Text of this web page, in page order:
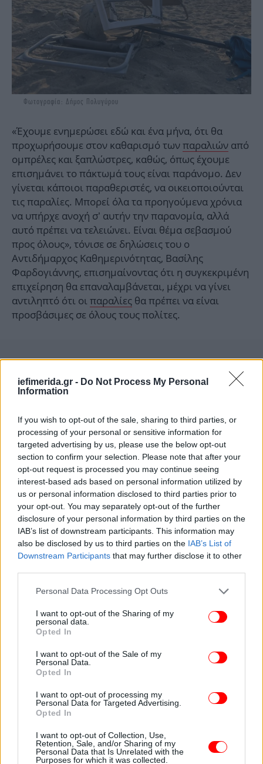
iefimerida.gr - Do Not Process My Personal
Information
If you wish to opt-out of the sale, sharing to third parties, or
processing of your personal or sensitive information for
targeted advertising by us, please use the below opt-out
section to confirm your selection. Please note that after your
opt-out request is processed you may continue seeing
interest-based ads based on personal information utilized by
us or personal information disclosed to third parties prior to
your opt-out. You may separately opt-out of the further
disclosure of your personal information by third parties on the
IAB’s list of downstream participants. This information may
also be disclosed by us to third parties on the IAB’s List of
Downstream Participants that may further disclose it to other
Please note that this website/app uses one or more Google
not limited to your visit or usage behaviour. You may click to
grant or deny consent to Google and its third-party tags to
use your data for below specified purposes in below Google
consent section.
Personal Data Processing Opt Outs
I want to opt-out of the Sharing of my
personal data.
Opted In
I want to opt-out of the Sale of my
Personal Data.
Opted In
I want to opt-out of processing my
Personal Data for Targeted Advertising.
Opted In
I want to opt-out of Collection, Use,
Retention, Sale, and/or Sharing of my
Personal Data that Is Unrelated with the
Purposes for which it was collected.
Φωτογραφία: Δήμος Πολυγύρου
«Έχουμε ενημερώσει εδώ και ένα μήνα, ότι θα
προχωρήσουμε στον καθαρισμό τωνπαραλιών από
ομπρέλες και ξαπλώστρες, καθώς, όπως έχουμε
επισημάνει το πάκτωμά τους είναι παράνομο. Δεν
γίνεται κάποιοι παραθεριστές, να οικειοποιούνται
τις παραλίες. Μπορεί όλα τα προηγούμενα χρόνια
να υπήρχε ανοχή σ’ αυτήν την παρανομία, αλλά
αυτό πρέπει να τελειώνει. Είναι θέμα σεβασμού
προς όλους», τόνισε σε δηλώσεις του ο
Αντιδήμαρχος Καθημερινότητας, Βασίλης
Φαρδογιάννης, επισημαίνοντας ότι η συγκεκριμένη
επιχείρηση θα επαναλαμβάνεται, μέχρι να γίνει
αντιληπτό ότι οιπαραλίες θα πρέπει να είναι
προσβάσιμες σε όλους τους πολίτες.